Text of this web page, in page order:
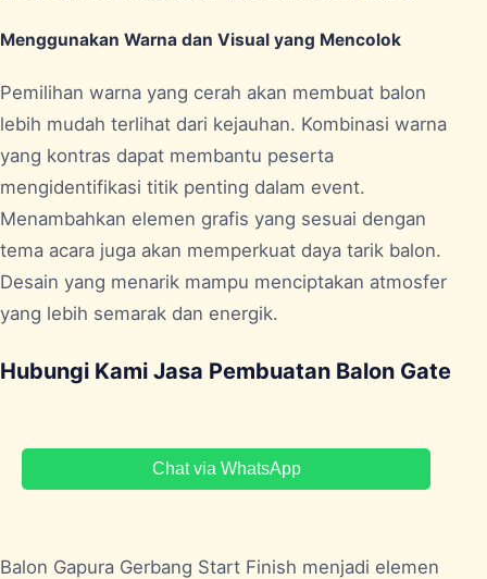
Menggunakan Warna dan Visual yang Mencolok
Pemilihan warna yang cerah akan membuat balon
lebih mudah terlihat dari kejauhan. Kombinasi warna
yang kontras dapat membantu peserta
mengidentifikasi titik penting dalam event.
Menambahkan elemen grafis yang sesuai dengan
tema acara juga akan memperkuat daya tarik balon.
Desain yang menarik mampu menciptakan atmosfer
yang lebih semarak dan energik.
Hubungi Kami Jasa Pembuatan Balon Gate
Chat via WhatsApp
Balon Gapura Gerbang Start Finish menjadi elemen